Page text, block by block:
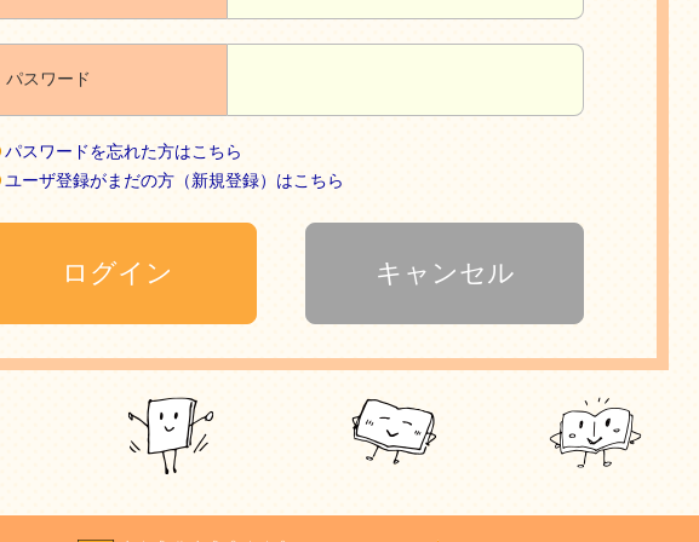
パスワード
パスワードを忘れた方はこちら
ユーザ登録がまだの方（新規登録）はこちら